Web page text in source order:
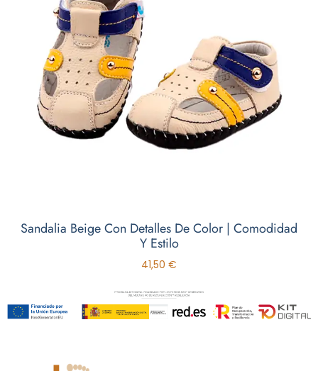
Sandalia Beige Con Detalles De Color | Comodidad
Y Estilo
41,50 €